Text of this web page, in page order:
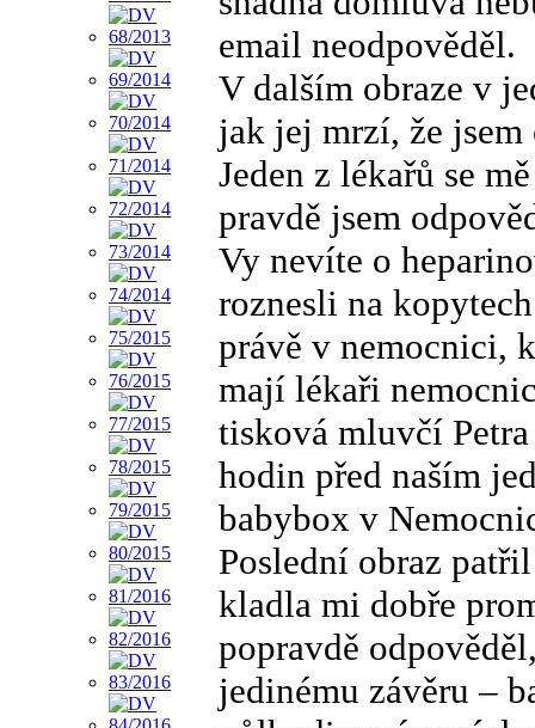
email neodpověděl.
V dalším obraze v
jak jej mrzí, že
Jeden z lékařů se
pravdě jsem
Vy nevíte o
roznesli na
právě v nemocnici,
mají lékaři
tisková mluvčí
hodin před naším
babybox v
Poslední obraz
kladla mi dobře
popravdě
jedinému závěru –